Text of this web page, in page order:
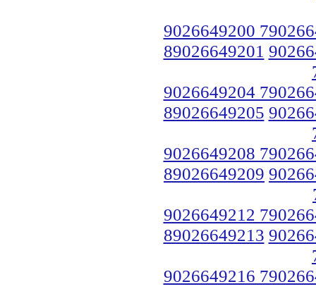
9026649200
89026649201
9026649204
89026649205
9026649208
89026649209
9026649212
89026649213
9026649216